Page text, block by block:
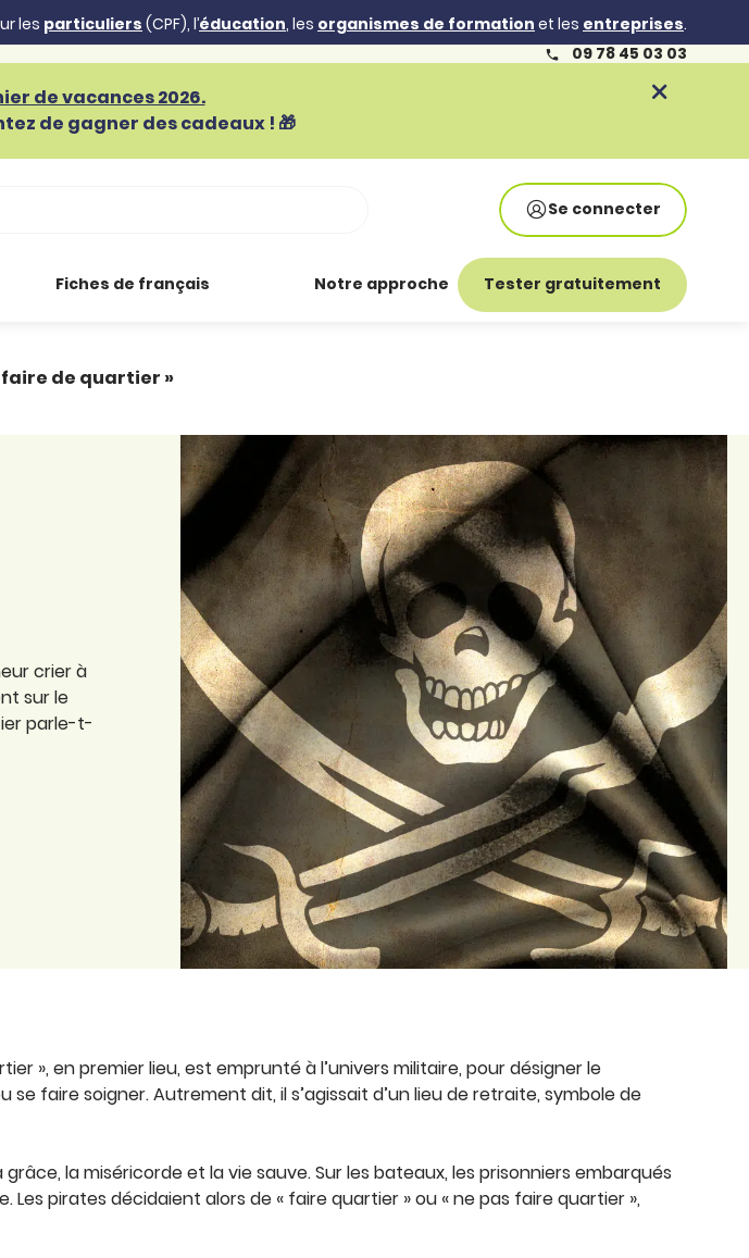
les particuliers (CPF), l’éducation, les organismes de formation et les entreprises.
09 78 45 03 03
de vacances 2026.
de gagner des cadeaux ! 🎁
Se connecter
Fiches de français Notre approche Tester gratuitement
faire de quartier »
crier à
sur le
parle-t-
», en premier lieu, est emprunté à l’univers militaire, pour désigner le
faire soigner. Autrement dit, il s’agissait d’un lieu de retraite, symbole de
la miséricorde et la vie sauve. Sur les bateaux, les prisonniers embarqués
pirates décidaient alors de « faire quartier » ou « ne pas faire quartier »,